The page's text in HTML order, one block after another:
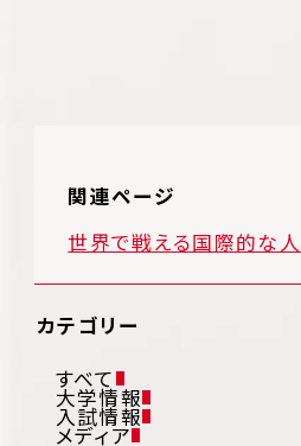
カテゴリー
すべて
大学情報
入試情報
メディア
関連ページ
世界で戦える国際的な